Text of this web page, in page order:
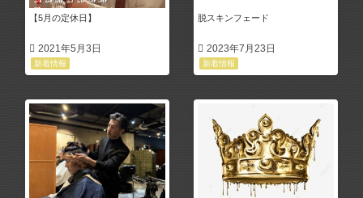
【5月の定休日】
2021年5月3日
新着情報
脱スキンフェード
2023年7月23日
新着情報